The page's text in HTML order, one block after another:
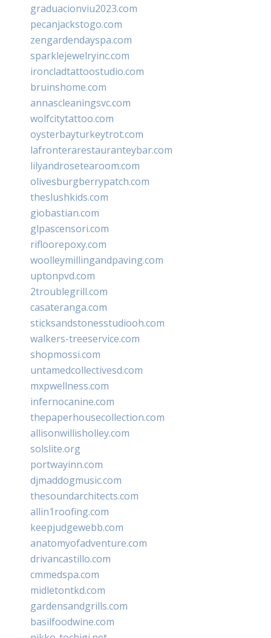
graduacionviu2023.com
pecanjackstogo.com
zengardendayspa.com
sparklejewelryinc.com
ironcladtattoostudio.com
bruinshome.com
annascleaningsvc.com
wolfcitytattoo.com
oysterbayturkeytrot.com
lafronterarestauranteybar.com
lilyandrosetearoom.com
olivesburgberrypatch.com
theslushkids.com
giobastian.com
glpascensori.com
rifloorepoxy.com
woolleymillingandpaving.com
uptonpvd.com
2troublegrill.com
casateranga.com
sticksandstonesstudiooh.com
walkers-treeservice.com
shopmossi.com
untamedcollectivesd.com
mxpwellness.com
infernocanine.com
thepaperhousecollection.com
allisonwillisholley.com
solslite.org
portwayinn.com
djmaddogmusic.com
thesoundarchitects.com
allin1roofing.com
keepjudgewebb.com
anatomyofadventure.com
drivancastillo.com
cmmedspa.com
midletontkd.com
gardensandgrills.com
basilfoodwine.com